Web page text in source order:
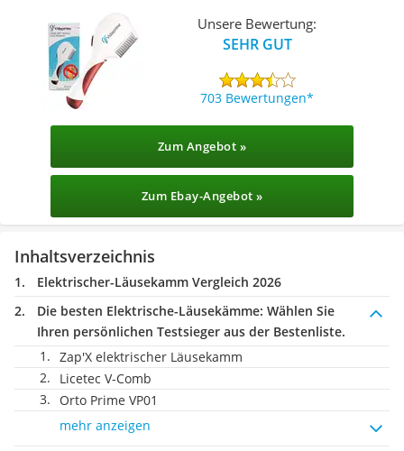
Unsere Bewertung:
SEHR GUT
703 Bewertungen
Zum Angebot »
Zum Ebay-Angebot »
Inhaltsverzeichnis
Elektrischer-Läusekamm Vergleich 2026
Die besten Elektrische-Läusekämme: Wählen Sie
Ihren persönlichen Testsieger aus der Bestenliste.
Zap'X elektrischer Läusekamm
Licetec V-Comb
Orto Prime VP01
mehr anzeigen